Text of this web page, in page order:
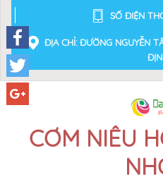
SỐ ĐIỆN
ĐỊA CHỈ: ĐƯỜNG NGUYỄN
CƠM NIÊU
Facebook
Twitter